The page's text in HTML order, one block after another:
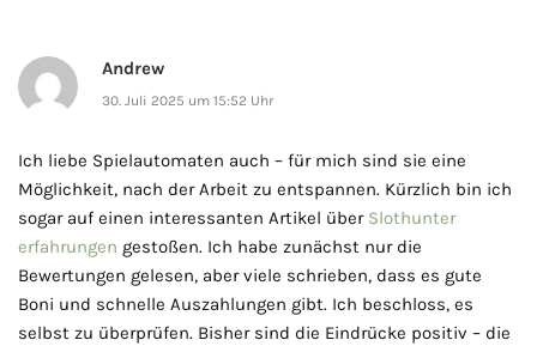
Andrew
30. Juli 2025 um 15:52 Uhr
Ich liebe Spielautomaten auch – für mich sind sie eine
Möglichkeit, nach der Arbeit zu entspannen. Kürzlich bin ich
sogar auf einen interessanten Artikel über Slothunter
erfahrungen gestoßen. Ich habe zunächst nur die
Bewertungen gelesen, aber viele schrieben, dass es gute
Boni und schnelle Auszahlungen gibt. Ich beschloss, es
selbst zu überprüfen. Bisher sind die Eindrücke positiv – die